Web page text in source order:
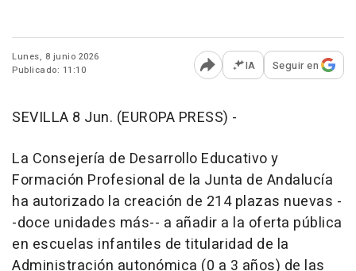
Lunes, 8 junio 2026
Publicado: 11:10
Abrir opciones para
IA Seguir en
SEVILLA 8 Jun. (EUROPA PRESS) -
La Consejería de Desarrollo Educativo y
Formación Profesional de la Junta de Andalucía
ha autorizado la creación de 214 plazas nuevas -
-doce unidades más-- a añadir a la oferta pública
en escuelas infantiles de titularidad de la
Administración autonómica (0 a 3 años) de las